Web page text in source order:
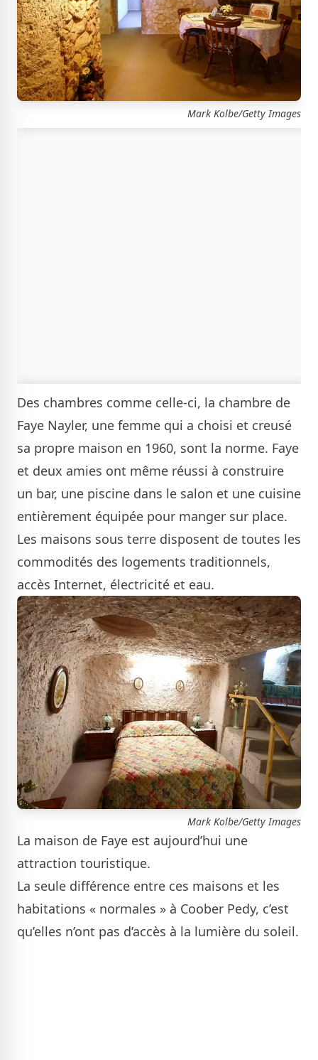
Mark Kolbe/Getty Images
Des chambres comme celle-ci, la chambre de
Faye Nayler, une femme qui a choisi et creusé
sa propre maison en 1960, sont la norme. Faye
et deux amies ont même réussi à construire
un bar, une piscine dans le salon et une cuisine
entièrement équipée pour manger sur place.
Les maisons sous terre disposent de toutes les
commodités des logements traditionnels,
accès Internet, électricité et eau.
Mark Kolbe/Getty Images
La maison de Faye est aujourd’hui une
attraction touristique.
La seule différence entre ces maisons et les
habitations « normales » à Coober Pedy, c’est
qu’elles n’ont pas d’accès à la lumière du soleil.